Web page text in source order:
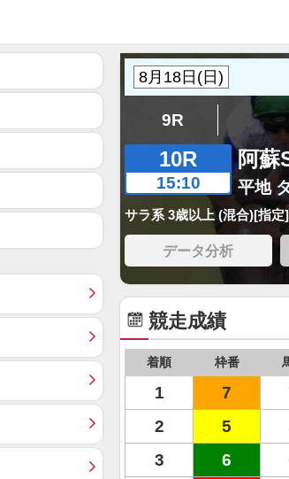
9R
10R
15:10
阿蘇
平地
サラ系 3歳以上 (混合)[指定
データ分析
競走成績
着順 枠番
1 7
2
5
3
6